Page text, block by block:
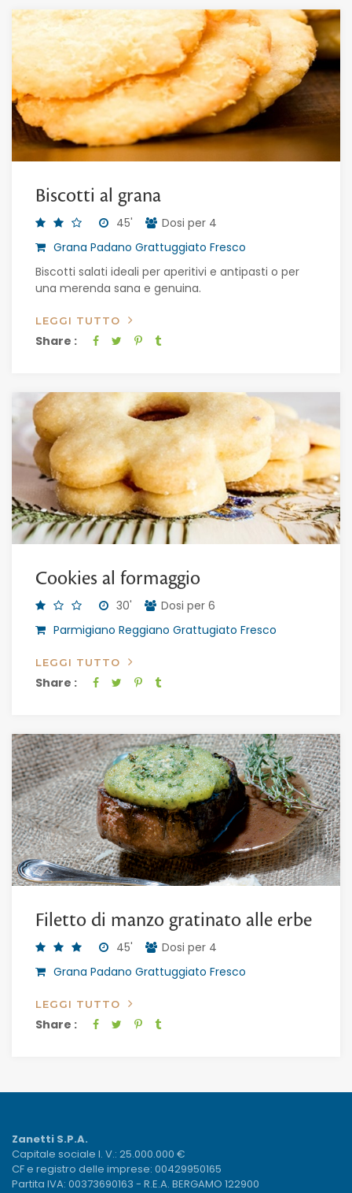
Biscotti al grana
45'
Dosi per 4
Grana Padano Grattuggiato Fresco
Biscotti salati ideali per aperitivi e antipasti o per
una merenda sana e genuina.
LEGGI TUTTO
Share :
Cookies al formaggio
30'
Dosi per 6
Parmigiano Reggiano Grattugiato Fresco
LEGGI TUTTO
Share :
Filetto di manzo gratinato alle erbe
45'
Dosi per 4
Grana Padano Grattuggiato Fresco
LEGGI TUTTO
Share :
Zanetti S.P.A.
Capitale sociale I. V.: 25.000.000 €
CF e registro delle imprese: 00429950165
Partita IVA: 00373690163 - R.E.A. BERGAMO 122900